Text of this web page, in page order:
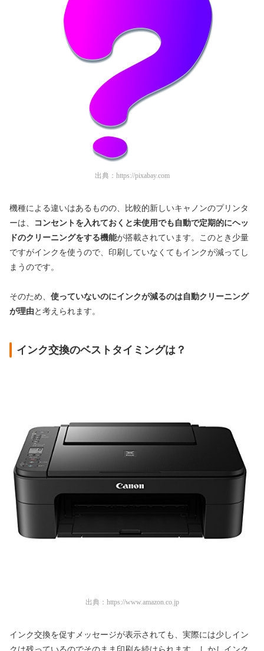
出典： https://pixabay.com
機種による違いはあるものの、比較的新しいキャノンのプリンタ
ーは、
コンセントを入れておくと未使用でも自動で定期的にヘッ
ドのクリーニングをする機能が搭載されています。このとき少量
ですがインクを使うので、印刷していなくてもインクが減ってし
まうのです。
そのため、 使っていないのにインクが減るのは自動クリーニング
が理由と考えられます。
インク交換のベストタイミングは？
出典： https://www.amazon.co.jp
インク交換を促すメッセージが表示されても、実際には少しイン